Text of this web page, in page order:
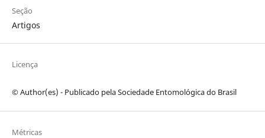
Seção
Artigos
Licença
© Author(es) - Publicado pela Sociedade Entomológica do Brasil
Métricas